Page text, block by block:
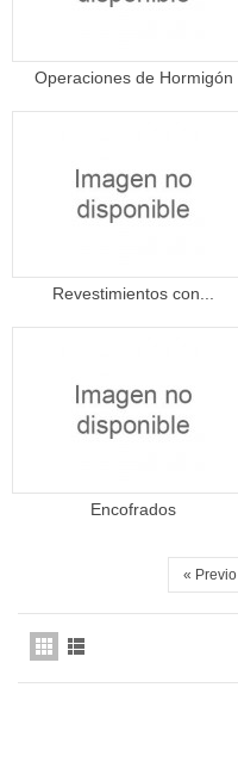
Operaciones de Hormigón
Revestimientos con...
Encofrados
« Previo